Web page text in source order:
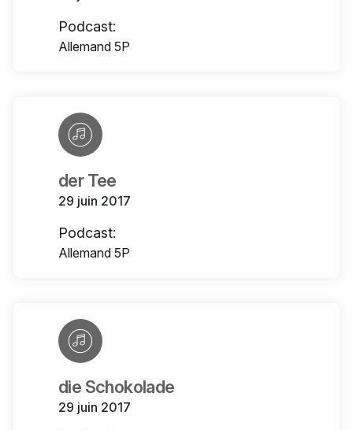
Podcast:
Allemand 5P
der Tee
29 juin 2017
Podcast:
Allemand 5P
die Schokolade
29 juin 2017